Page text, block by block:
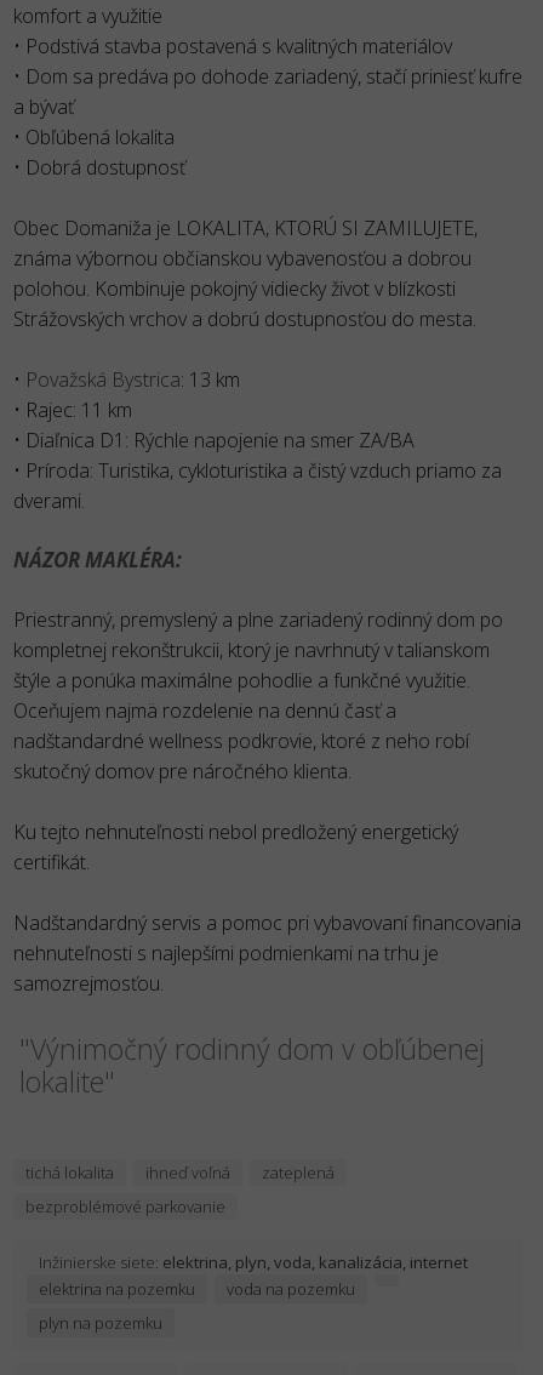
komfort a využitie
• Podstivá stavba postavená s kvalitných materiálov
• Dom sa predáva po dohode zariadený, stačí priniesť kufre
a bývať
• Obľúbená lokalita
• Dobrá dostupnosť
Obec Domaniža je LOKALITA, KTORÚ SI ZAMILUJETE,
známa výbornou občianskou vybavenosťou a dobrou
polohou. Kombinuje pokojný vidiecky život v blízkosti
Strážovských vrchov a dobrú dostupnosťou do mesta.
• Považská Bystrica: 13 km
• Rajec: 11 km
• Diaľnica D1: Rýchle napojenie na smer ZA/BA
• Príroda: Turistika, cykloturistika a čistý vzduch priamo za
dverami.
NÁZOR MAKLÉRA:
Priestranný, premyslený a plne zariadený rodinný dom po
kompletnej rekonštrukcii, ktorý je navrhnutý v talianskom
štýle a ponúka maximálne pohodlie a funkčné využitie.
Oceňujem najmä rozdelenie na dennú časť a
nadštandardné wellness podkrovie, ktoré z neho robí
skutočný domov pre náročného klienta.
Ku tejto nehnuteľnosti nebol predložený energetický
certifikát.
Nadštandardný servis a pomoc pri vybavovaní financovania
nehnuteľnosti s najlepšími podmienkami na trhu je
samozrejmosťou.
"Výnimočný rodinný dom v obľúbenej
lokalite"
tichá lokalita ihneď voľná
zateplená
bezproblémové parkovanie
Inžinierske siete: elektrina, plyn, voda, kanalizácia, internet
elektrina na pozemku
voda na pozemku
plyn na pozemku